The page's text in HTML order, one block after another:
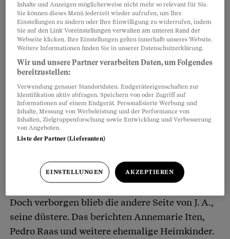
Darauf übernahm J. A. die Leitung. Die Zahl der
Heimplätze wurde stark reduziert. Es wehte ein
neuer Wind. J. A. musizierte und bastelte mit den
Kindern, sie durften sogar ab und zu fernsehen.
Gegen aussen wirkte das Waisenhaus nun
Schläge auf den Kopf, sexuelle Übergriffe
Doch verborgen blieb die andere Seite von J. A.,
seine düstere. Das berichten Annemarie Iten,
Pedro Raas und weitere ehemalige Heimkinder.
Inhalte und Anzeigen möglicherweise nicht mehr so relevant für Sie.
Sie können dieses Menü jederzeit wieder aufrufen, um Ihre
Einstellungen zu ändern oder Ihre Einwilligung zu widerrufen, indem
Sie auf den Link Voreinstellungen verwalten am unteren Rand der
Webseite klicken. Ihre Einstellungen gelten innerhalb unseres Website.
Weitere Informationen finden Sie in unserer Datenschutzerklärung.
Wir und unsere Partner verarbeiten Daten, um Folgendes
bereitzustellen:
Verwendung genauer Standortdaten. Endgeräteeigenschaften zur
Identifikation aktiv abfragen. Speichern von oder Zugriff auf
Informationen auf einem Endgerät. Personalisierte Werbung und
Inhalte, Messung von Werbeleistung und der Performance von
Inhalten, Zielgruppenforschung sowie Entwicklung und Verbesserung
von Angeboten.
Liste der Partner (Lieferanten)
EINSTELLUNGEN AKZEPTIEREN